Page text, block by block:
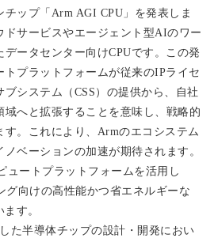
チップ「Arm AGI CPU」を発表しま
ドサービスやエージェント型AIのワー
ータセンター向けCPUです。この発
トプラットフォームが従来のIPライセ
システム（CSS）の提供から、自社
域へと拡張することを意味し、戦略的
す。これにより、Armのエコシステム
ベーションの加速が期待されます。
ュートプラットフォームを活用し
グ向けの高性能かつ省エネルギーな
す。
た半導体チップの設計・開発におい